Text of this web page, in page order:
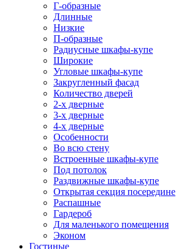
Г-образные
Длинные
Низкие
П-образные
Радиусные шкафы-купе
Широкие
Угловые шкафы-купе
Закругленный фасад
Количество дверей
2-х дверные
3-х дверные
4-х дверные
Особенности
Во всю стену
Встроенные шкафы-купе
Под потолок
Раздвижные шкафы-купе
Открытая секция посередине
Распашные
Гардероб
Для маленького помещения
Эконом
Гостиные